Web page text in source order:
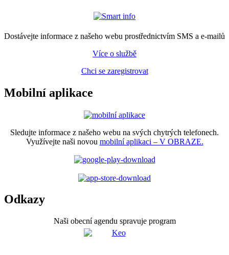
Dostávejte informace z našeho webu prostřednictvím SMS a e-mailů
Více o službě
Chci se zaregistrovat
Mobilní aplikace
Sledujte informace z našeho webu na svých chytrých telefonech.
Využívejte naši novou mobilní aplikaci – V OBRAZE.
Odkazy
Naši obecní agendu spravuje program